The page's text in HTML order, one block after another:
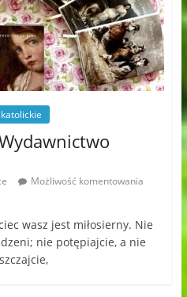
Możliwość komentowania
wasz jest miłosierny. Nie
nie potępiajcie, a nie